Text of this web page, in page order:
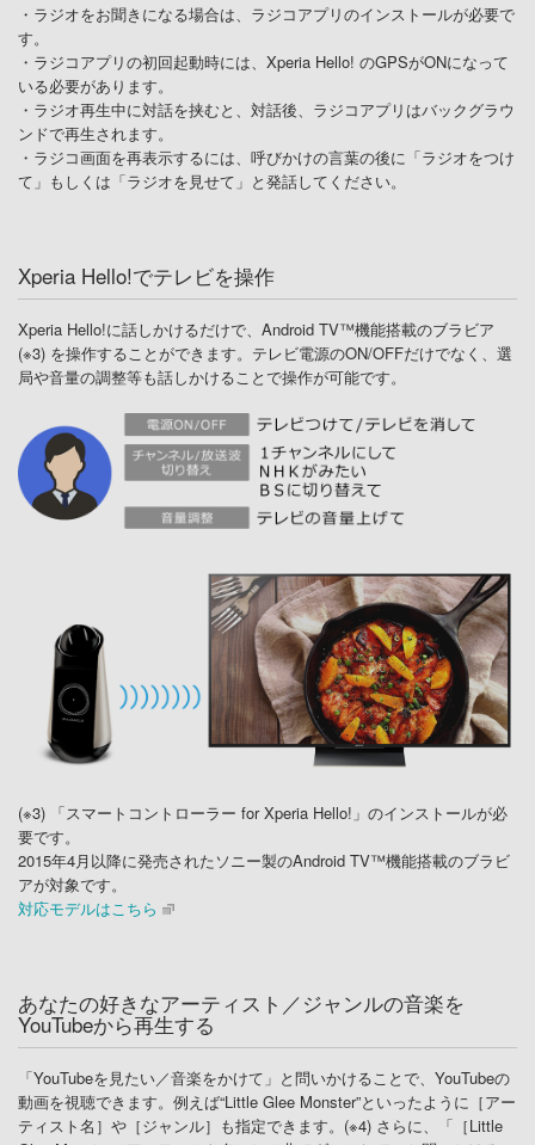
・ラジオをお聞きになる場合は、ラジコアプリのインストールが必要で
す。
・ラジコアプリの初回起動時には、Xperia Hello! のGPSがONになって
いる必要があります。
・ラジオ再生中に対話を挟むと、対話後、ラジコアプリはバックグラウ
ンドで再生されます。
・ラジコ画面を再表示するには、呼びかけの言葉の後に「ラジオをつけ
て」もしくは「ラジオを見せて」と発話してください。
Xperia Hello!でテレビを操作
Xperia Hello!に話しかけるだけで、Android TV™機能搭載のブラビア
(※3) を操作することができます。テレビ電源のON/OFFだけでなく、選
局や音量の調整等も話しかけることで操作が可能です。
(※3) 「スマートコントローラー for Xperia Hello!」のインストールが必
要です。
2015年4月以降に発売されたソニー製のAndroid TV™機能搭載のブラビ
アが対象です。
対応モデルはこちら
あなたの好きなアーティスト／ジャンルの音楽を
YouTubeから再生する
「YouTubeを見たい／音楽をかけて」と問いかけることで、YouTubeの
動画を視聴できます。例えば“Little Glee Monster”といったように［アー
ティスト名］や［ジャンル］も指定できます。(※4) さらに、「［Little